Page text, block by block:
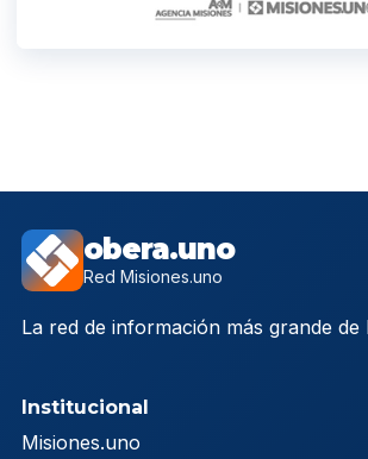
obera.uno
Red Misiones.uno
La red de información más grande de
Institucional
Misiones.uno